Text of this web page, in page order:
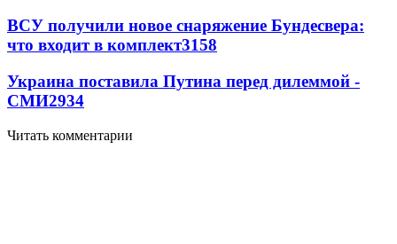
ВСУ получили новое снаряжение Бундесвера:
что входит в комплект3158
Украина поставила Путина перед дилеммой -
СМИ2934
Читать комментарии